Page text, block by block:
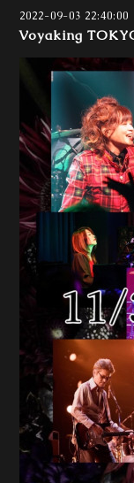
2022-09-03 22:40:00
Voyaking